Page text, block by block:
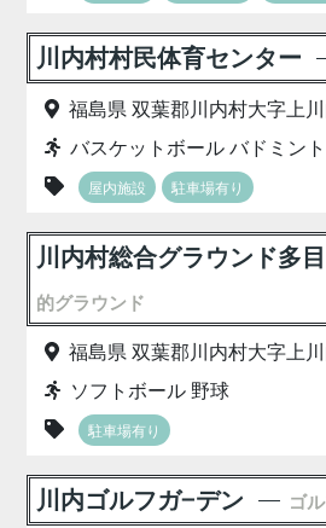
川内村村民体育センター
福島県 双葉郡川内村大字上
バスケットボール バドミン
屋内施設 駐車場有り
川内村総合グラウンド多
的グラウンド
福島県 双葉郡川内村大字上
ソフトボール 野球
駐車場有り
川内ゴルフガ−デン ゴ